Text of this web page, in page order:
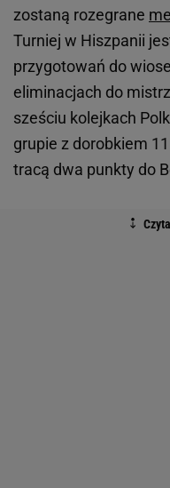
zostaną rozegrane
Turniej w Hiszpanii
przygotowań do
eliminacjach do
sześciu kolejkach
grupie z dorobkiem
tracą dwa punkty do